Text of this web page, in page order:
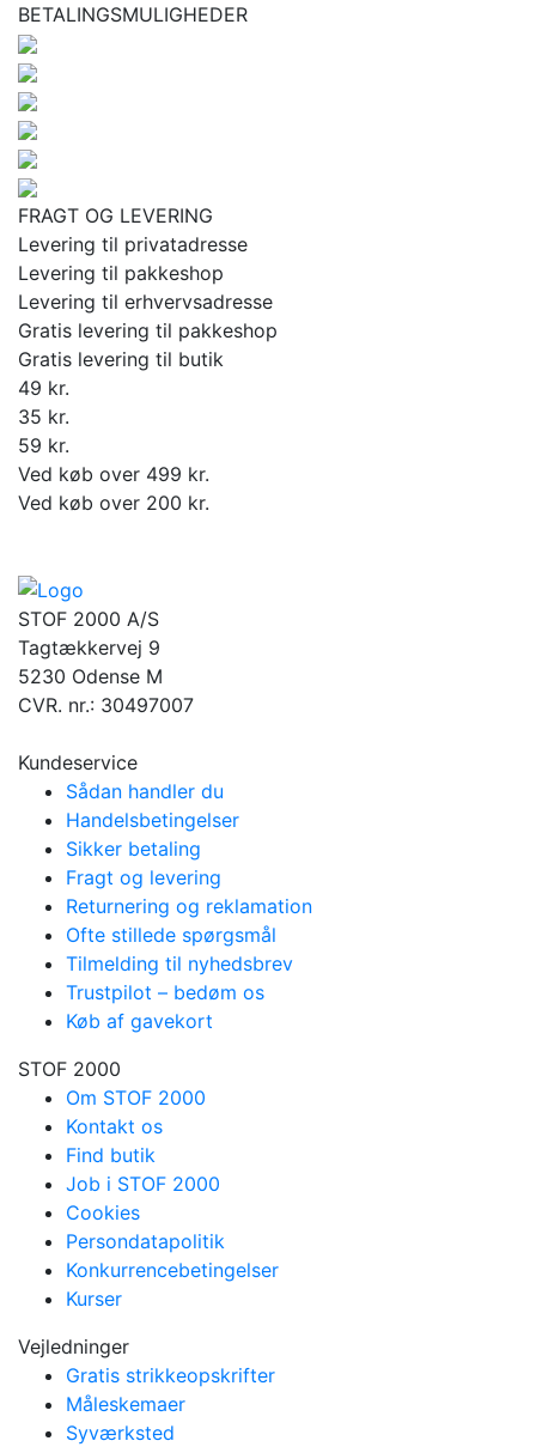
BETALINGSMULIGHEDER
FRAGT OG LEVERING
Levering til privatadresse
Levering til pakkeshop
Levering til erhvervsadresse
Gratis levering til pakkeshop
Gratis levering til butik
49 kr.
35 kr.
59 kr.
Ved køb over 499 kr.
Ved køb over 200 kr.
STOF 2000 A/S
Tagtækkervej 9
5230 Odense M
CVR. nr.: 30497007
Kundeservice
Sådan handler du
Handelsbetingelser
Sikker betaling
Fragt og levering
Returnering og reklamation
Ofte stillede spørgsmål
Tilmelding til nyhedsbrev
Trustpilot – bedøm os
Køb af gavekort
STOF 2000
Om STOF 2000
Kontakt os
Find butik
Job i STOF 2000
Cookies
Persondatapolitik
Konkurrencebetingelser
Kurser
Vejledninger
Gratis strikkeopskrifter
Måleskemaer
Syværksted